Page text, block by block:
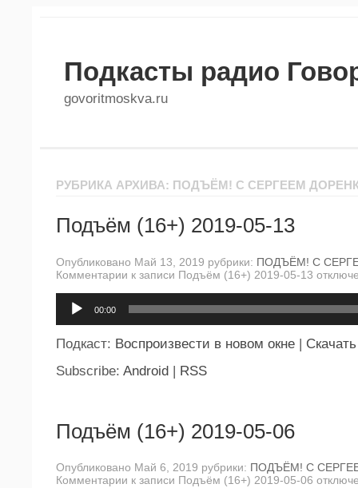
Подкасты радио
govoritmoskva.ru
РУБРИКА АРХИВА: ПОДЪЁМ! С СЕРГЕЕМ
Подъём (16+) 2019-05-13
Опубликовано Май 13, 2019 рубрики: ПОДЪЁМ! С
Комментарии к записи Подъём (16+) 2019-05-13
00:00
Подкаст: Воспроизвести в новом окне | Скачать
Subscribe: Android | RSS
Подъём (16+) 2019-05-06
Опубликовано Май 6, 2019 рубрики: ПОДЪЁМ! С
Комментарии к записи Подъём (16+) 2019-05-06